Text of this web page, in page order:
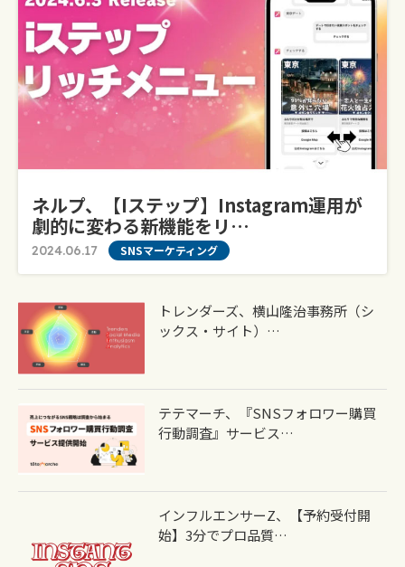
ネルプ、【iステップ】Instagram運用が
劇的に変わる新機能をリ…
2024.06.17 SNSマーケティング
トレンダーズ、横山隆治事務所（シ
ックス・サイト）…
テテマーチ、『SNSフォロワー購買
行動調査』サービス…
インフルエンサーZ、【予約受付開
始】3分でプロ品質…